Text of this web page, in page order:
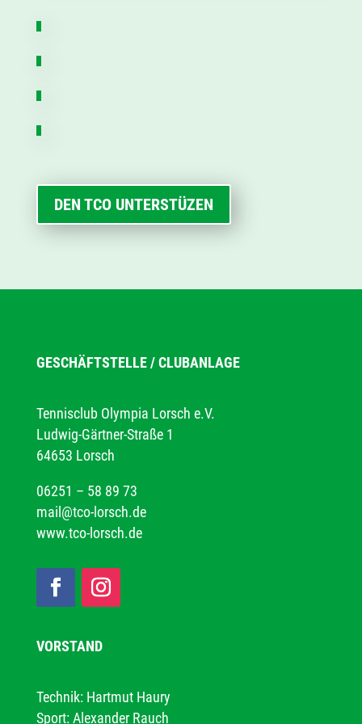
DEN TCO UNTERSTÜZEN
GESCHÄFTSTELLE / CLUBANLAGE
Tennisclub Olympia Lorsch e.V.
Ludwig-Gärtner-Straße 1
64653 Lorsch
06251 – 58 89 73
mail@tco-lorsch.de
www.tco-lorsch.de
VORSTAND
Technik: Hartmut Haury
Sport: Alexander Rauch